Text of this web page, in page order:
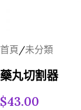
首頁 /未分類
藥丸切割器
$43.00